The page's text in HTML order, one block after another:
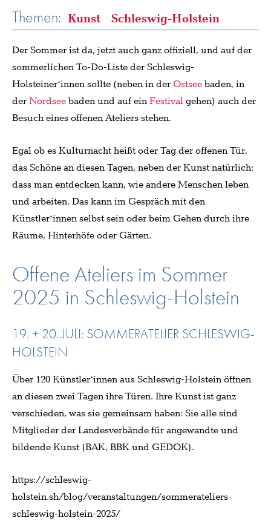
Themen: Kunst Schleswig-Holstein
Der Sommer ist da, jetzt auch ganz offiziell, und auf der
sommerlichen To-Do-Liste der Schleswig-
Holsteiner*innen sollte (neben in der Ostseebaden, in
derNordseebaden und auf einFestivalgehen) auch der
Besuch eines offenen Ateliers stehen.
Egal ob es Kulturnacht heißt oder Tag der offenen Tür,
das Schöne an diesen Tagen, neben der Kunst natürlich:
dass man entdecken kann, wie andere Menschen leben
und arbeiten. Das kann im Gespräch mit den
Künstler*innen selbst sein oder beim Gehen durch ihre
Räume, Hinterhöfe oder Gärten.
Offene Ateliers im Sommer
2025 in Schleswig-Holstein
19. + 20. JULI: SOMMERATELIER SCHLESWIG-
HOLSTEIN
Über 120 Künstler*innen aus Schleswig-Holstein öffnen
an diesen zwei Tagen ihre Türen. Ihre Kunst ist ganz
verschieden, was sie gemeinsam haben: Sie alle sind
Mitglieder der Landesverbände für angewandte und
bildende Kunst (BAK, BBK und GEDOK).
https://schleswig-
holstein.sh/blog/veranstaltungen/sommerateliers-
schleswig-holstein-2025/